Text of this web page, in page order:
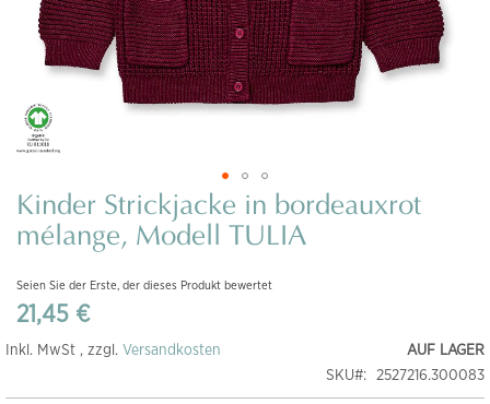
Zum
Anfang
der
springen
Kinder Strickjacke in bordeauxrot
mélange, Modell TULIA
Seien Sie der Erste, der dieses Produkt bewertet
21,45 €
AUF LAGER
SKU
2527216.300083
Inkl. MwSt , zzgl. Versandkosten